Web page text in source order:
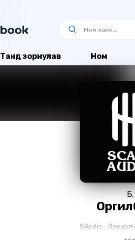
Танд зориулав Ном
Б.
SAudio - Зохиолч